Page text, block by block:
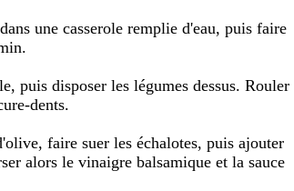
une casserole remplie d'eau, puis faire
puis disposer les légumes dessus. Rouler
dents.
faire suer les échalotes, puis ajouter
alors le vinaigre balsamique et la sauce